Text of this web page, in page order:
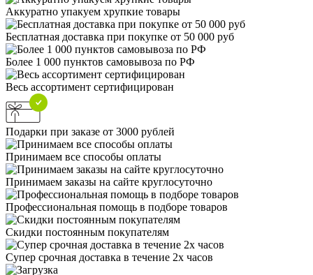
Аккуратно упакуем хрупкие товары
Бесплатная доставка при покупке от 50 000 руб
Более 1 000 пунктов самовывоза по РФ
Весь ассортимент сертифицирован
Подарки при заказе от 3000 рублей
Принимаем все способы оплаты
Принимаем заказы на сайте круглосуточно
Профессиональная помощь в подборе товаров
Скидки постоянным покупателям
Супер срочная доставка в течение 2х часов